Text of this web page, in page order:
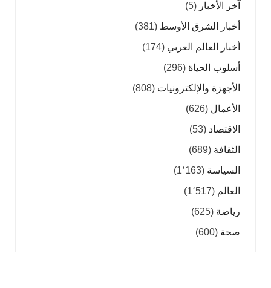
آخر الأخبار (5)
أخبار الشرق الأوسط (381)
أخبار العالم العربي (174)
أسلوب الحياة (296)
الأجهزة والإلكترونيات (808)
الأعمال (626)
الاقتصاد (53)
الثقافة (689)
السياسة (1٬163)
العالم (1٬517)
رياضة (625)
صحة (600)